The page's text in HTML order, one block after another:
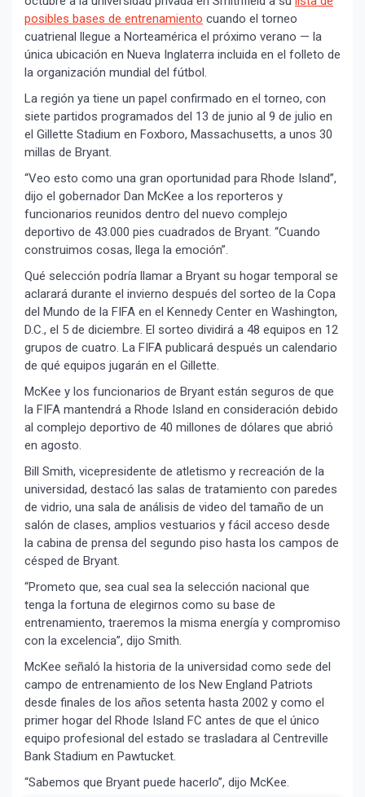
posibles bases de entrenamiento cuando el torneo
cuatrienal llegue a Norteamérica el próximo verano — la
única ubicación en Nueva Inglaterra incluida en el folleto de
la organización mundial del fútbol.
La región ya tiene un papel confirmado en el torneo, con
siete partidos programados del 13 de junio al 9 de julio en
el Gillette Stadium en Foxboro, Massachusetts, a unos 30
millas de Bryant.
“Veo esto como una gran oportunidad para Rhode Island”,
dijo el gobernador Dan McKee a los reporteros y
funcionarios reunidos dentro del nuevo complejo
deportivo de 43.000 pies cuadrados de Bryant. “Cuando
construimos cosas, llega la emoción”.
Qué selección podría llamar a Bryant su hogar temporal se
aclarará durante el invierno después del sorteo de la Copa
del Mundo de la FIFA en el Kennedy Center en Washington,
D.C., el 5 de diciembre. El sorteo dividirá a 48 equipos en 12
grupos de cuatro. La FIFA publicará después un calendario
de qué equipos jugarán en el Gillette.
McKee y los funcionarios de Bryant están seguros de que
la FIFA mantendrá a Rhode Island en consideración debido
al complejo deportivo de 40 millones de dólares que abrió
en agosto.
Bill Smith, vicepresidente de atletismo y recreación de la
universidad, destacó las salas de tratamiento con paredes
de vidrio, una sala de análisis de video del tamaño de un
salón de clases, amplios vestuarios y fácil acceso desde
la cabina de prensa del segundo piso hasta los campos de
césped de Bryant.
“Prometo que, sea cual sea la selección nacional que
tenga la fortuna de elegirnos como su base de
entrenamiento, traeremos la misma energía y compromiso
con la excelencia”, dijo Smith.
McKee señaló la historia de la universidad como sede del
campo de entrenamiento de los New England Patriots
desde finales de los años setenta hasta 2002 y como el
primer hogar del Rhode Island FC antes de que el único
equipo profesional del estado se trasladara al Centreville
Bank Stadium en Pawtucket.
“Sabemos que Bryant puede hacerlo”, dijo McKee.